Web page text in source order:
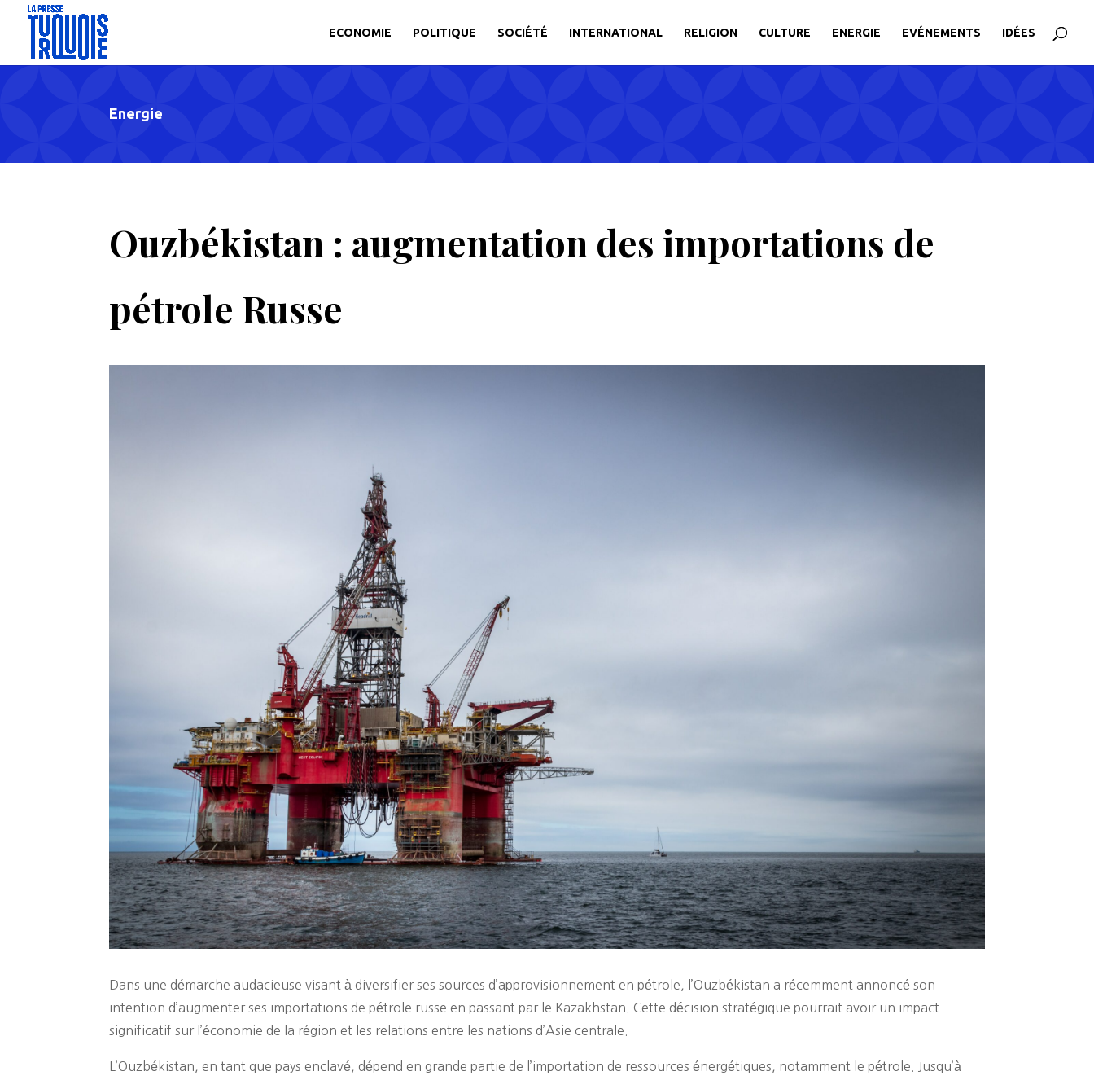
ECONOMIE POLITIQUE SOCIÉTÉ INTERNATIONAL RELIGION CULTURE ENERGIE EVÉNEMENTS IDÉES
Energie
Ouzbékistan : augmentation des importations de
pétrole Russe
Dans une démarche audacieuse visant à diversifier ses sources d’approvisionnement en pétrole, l’Ouzbékistan a récemment annoncé son
intention d’augmenter ses importations de pétrole russe en passant par le Kazakhstan. Cette décision stratégique pourrait avoir un impact
significatif sur l’économie de la région et les relations entre les nations d’Asie centrale.
L’Ouzbékistan, en tant que pays enclavé, dépend en grande partie de l’importation de ressources énergétiques, notamment le pétrole. Jusqu’à